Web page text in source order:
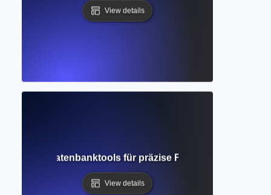
View details
Suche? Datenbanktools für präzise
View details